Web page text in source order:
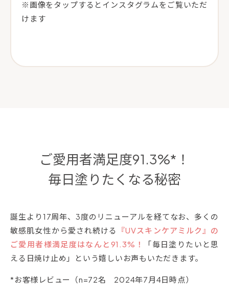
※画像をタップするとインスタグラムをご覧いただ
けます
ご愛用者満足度91.3%*！
毎日塗りたくなる秘密
誕生より17周年、3度のリニューアルを経てなお、多くの
敏感肌女性から愛され続ける
『UVスキンケアミルク』の
ご愛用者様満足度はなんと91.3%！
「毎日塗りたいと思
える日焼け止め」という嬉しいお声もいただきます。
*お客様レビュー（n=72名 2024年7月4日時点）